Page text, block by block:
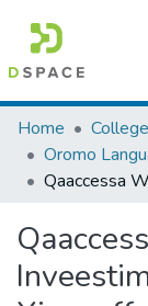
Colleges,
Browse AAU-
Home